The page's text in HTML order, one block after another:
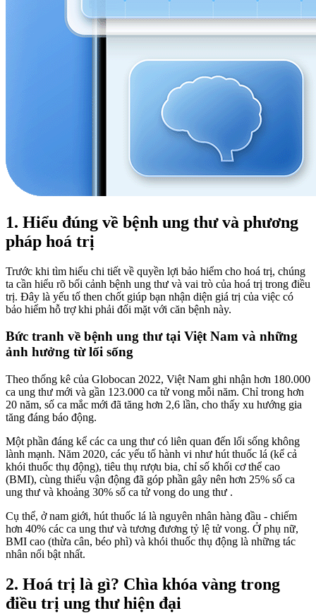
1. Hiểu đúng về bệnh ung thư và phương
pháp hoá trị
Trước khi tìm hiểu chi tiết về quyền lợi bảo hiểm cho hoá trị, chúng
ta cần hiểu rõ bối cảnh bệnh ung thư và vai trò của hoá trị trong điều
trị. Đây là yếu tố then chốt giúp bạn nhận diện giá trị của việc có
bảo hiểm hỗ trợ khi phải đối mặt với căn bệnh này.
Bức tranh về bệnh ung thư tại Việt Nam và những
ảnh hưởng từ lối sống
Theo thống kê của Globocan 2022, Việt Nam ghi nhận hơn 180.000
ca ung thư mới và gần 123.000 ca tử vong mỗi năm. Chỉ trong hơn
20 năm, số ca mắc mới đã tăng hơn 2,6 lần, cho thấy xu hướng gia
tăng đáng báo động.
Một phần đáng kể các ca ung thư có liên quan đến lối sống không
lành mạnh. Năm 2020, các yếu tố hành vi như hút thuốc lá (kể cả
khói thuốc thụ động), tiêu thụ rượu bia, chỉ số khối cơ thể cao
(BMI), cùng thiếu vận động đã góp phần gây nên hơn 25% số ca
ung thư và khoảng 30% số ca tử vong do ung thư .
Cụ thể, ở nam giới, hút thuốc lá là nguyên nhân hàng đầu - chiếm
hơn 40% các ca ung thư và tương đương tỷ lệ tử vong. Ở phụ nữ,
BMI cao (thừa cân, béo phì) và khói thuốc thụ động là những tác
nhân nổi bật nhất.
2. Hoá trị là gì? Chìa khóa vàng trong
điều trị ung thư hiện đại